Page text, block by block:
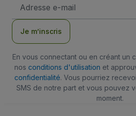
e-
Je m’inscris
En vous connectant ou en créant un
nos conditions d'utilisation et
confidentialité. Vous pourriez
SMS de notre part et vous pouvez
moment.